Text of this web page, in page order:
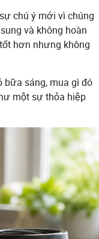
chú ý mới vì chúng
và không hoàn
hơn nhưng không
bữa sáng, mua gì đó
một sự thỏa hiệp